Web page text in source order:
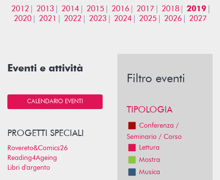
2012
2013 2014 2015 2016 2017 2018
2019
2020
2021 2022 2023 2024 2025 2026 2027
Eventi e attività
CALENDARIO EVENTI
PROGETTI SPECIALI
Rovereto&Comics26
Reading4Ageing
Libri d'argento
Filtro eventi
TIPOLOGIA
Conferenza /
Seminario / Corso
Lettura
Mostra
Musica